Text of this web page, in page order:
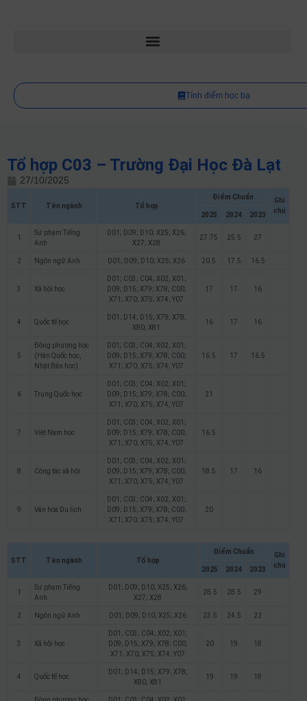
Tính điểm học bạ
Tổ hợp C03 – Trường Đại Học Đà Lạt
27/10/2025
STT Tên ngành Tổ hợp
Điểm Chuẩn
Ghi
chú
2025 2024 2023
1
Sư phạm Tiếng
Anh
D01; D09; D10; X25; X26;
X27; X28
27.75 25.5 27
2 Ngôn ngữ Anh D01; D09; D10; X25; X26 20.5 17.5 16.5
3 Xã hội học
D01; C03; C04; X02; X01;
D09; D15; X79; X78; C00;
X71; X70; X75; X74; Y07
17 17 16
4 Quốc tế học
D01; D14; D15; X79; X78;
X80; X81
16 17 16
5
Đông phương học
(Hàn Quốc học,
Nhật Bản học)
D01; C03; C04; X02; X01;
D09; D15; X79; X78; C00;
X71; X70; X75; X74; Y07
16.5 17 16.5
6 Trung Quốc học
D01; C03; C04; X02; X01;
D09; D15; X79; X78; C00;
X71; X70; X75; X74; Y07
21
7 Việt Nam học
D01; C03; C04; X02; X01;
D09; D15; X79; X78; C00;
X71; X70; X75; X74; Y07
16.5
8 Công tác xã hội
D01; C03; C04; X02; X01;
D09; D15; X79; X78; C00;
X71; X70; X75; X74; Y07
18.5 17 16
9 Văn hóa Du lịch
D01; C03; C04; X02; X01;
D09; D15; X79; X78; C00;
X71; X70; X75; X74; Y07
20
STT Tên ngành Tổ hợp
Điểm Chuẩn
Ghi
chú
2025 2024 2023
1
Sư phạm Tiếng
Anh
D01; D09; D10; X25; X26;
X27; X28
28.5 28.5 29
2 Ngôn ngữ Anh D01; D09; D10; X25; X26 23.5 24.5 22
3 Xã hội học
D01; C03; C04; X02; X01;
D09; D15; X79; X78; C00;
X71; X70; X75; X74; Y07
20 19 18
4 Quốc tế học
D01; D14; D15; X79; X78;
X80; X81
19 19 18